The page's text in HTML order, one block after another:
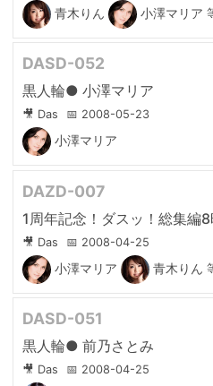
青木りん 小澤マリア
DASD-052
黒人輪● 小澤マリア
🎥 Das 📅 2008-05-23
小澤マリア
DAZD-007
1周年記念！ダスッ！総集編
🎥 Das 📅 2008-04-25
小澤マリア 青木りん
DASD-051
黒人輪● 前乃さとみ
🎥 Das 📅 2008-04-25